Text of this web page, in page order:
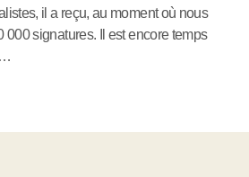
il a reçu, au moment où nous
000 signatures. Il est encore temps
…